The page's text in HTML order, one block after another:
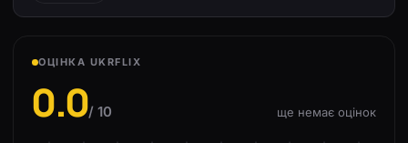
ОЦІНКА UKRFLIX
0.0/ 10 ще немає оцінок